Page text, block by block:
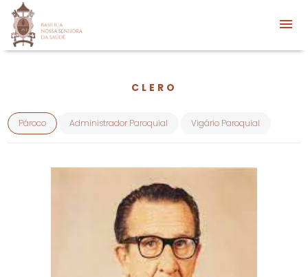
CLERO
Pároco Administrador Paroquial Vigário Paroquial